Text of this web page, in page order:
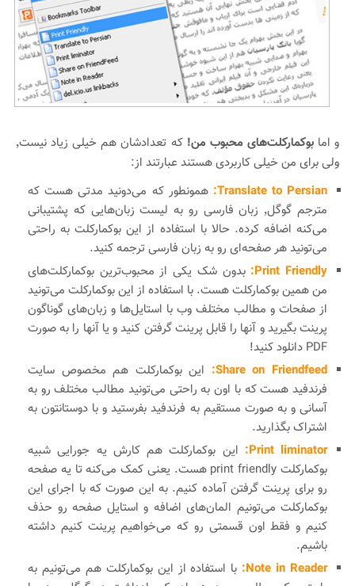
و امابوکمارکلت‌های محبوب من!
که تعدادشان هم خیلی زیاد نیست٬
ولی برای من خیلی کاربردی هستند عبارتند از:
Translate to Persian: همونطور که می‌دونید مدتی هست که
مترجم گوگل٬ زبان فارسی رو به لیست زبان‌هایی که پشتیبانی
می‌کنه اضافه کرده. حالا با استفاده از این بوکمارکلت به راحتی
می‌تونید هر صفحه‌ای رو به زبان فارسی ترجمه کنید.
Print Friendly: بدون شک یکی از محبوب‌ترین بوکمارکلت‌های
من همین بوکمارکلت هست. با استفاده از این بوکمارکلت می‌تونید
از صفحات و مطالب مختلف وب با استایل‌ها و زبان‌های گوناگون
پرینت بگیرید و آنها را قابل پرینت گرفتن کنید و یا آنها را به صورت
PDF دانلود کنید!
Share on Friendfeed:
این بوکمارکلت هم مخصوص سایت
فرندفید هست که با اون به راحتی می‌تونید مطالب مختلف رو به
آسانی و به صورت مستقیم به فرندفید بفرستید و با دوستانتون به
اشتراک بگذارید.
Print liminator:
این بوکمارکلت هم کارش یه جورایی شبیه
بوکمارکلت print friendly هست. یعنی کمک می‌کنه تا یه صفحه
رو برای پرینت گرفتن آماده کنیم. به این صورت که با اجرای این
بوکمارکلت می‌تونیم المان‌های اضافه و استایل صفحه رو حذف
کنیم و فقط اون قسمتی رو که می‌خواهیم پرینت کنیم داشته
باشیم.
Note in Reader: با استفاده از این بوکمارکلت هم می‌تونیم به